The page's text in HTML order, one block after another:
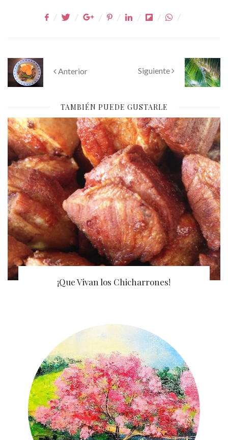
Anterior Siguiente
TAMBIÉN PUEDE GUSTARLE
¡Que Vivan los Chicharrones!